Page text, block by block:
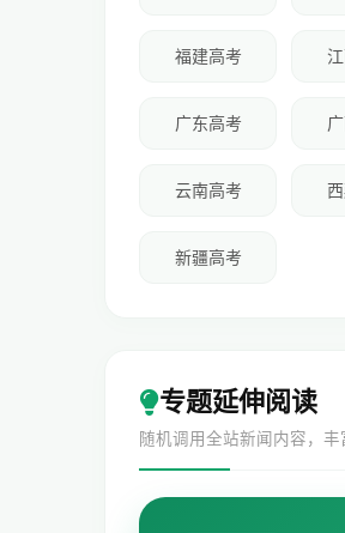
福建高考
广东高考
云南高考
新疆高考
专题延伸阅读
随机调用全站新闻内容，